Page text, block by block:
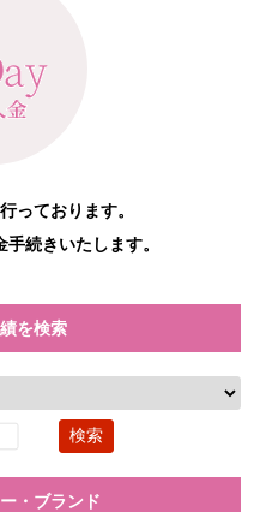
っております。
続きいたします。
を検索
・ブランド